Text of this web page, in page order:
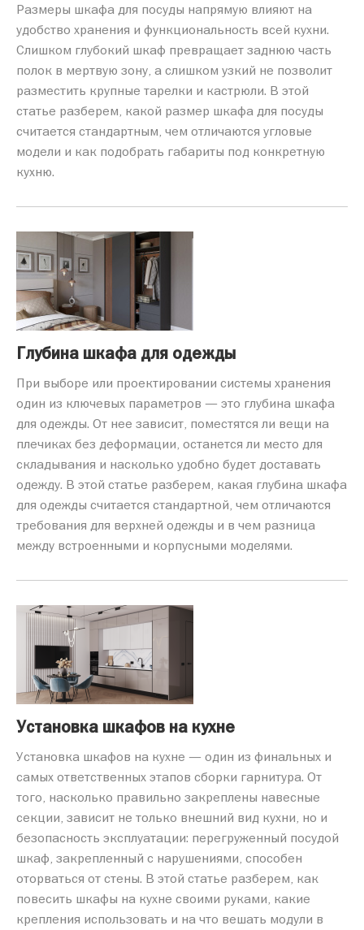
Размеры шкафа для посуды напрямую влияют на
удобство хранения и функциональность всей кухни.
Слишком глубокий шкаф превращает заднюю часть
полок в мертвую зону, а слишком узкий не позволит
разместить крупные тарелки и кастрюли. В этой
статье разберем, какой размер шкафа для посуды
считается стандартным, чем отличаются угловые
модели и как подобрать габариты под конкретную
кухню.
Глубина шкафа для одежды
При выборе или проектировании системы хранения
один из ключевых параметров — это глубина шкафа
для одежды. От нее зависит, поместятся ли вещи на
плечиках без деформации, останется ли место для
складывания и насколько удобно будет доставать
одежду. В этой статье разберем, какая глубина шкафа
для одежды считается стандартной, чем отличаются
требования для верхней одежды и в чем разница
между встроенными и корпусными моделями.
Установка шкафов на кухне
Установка шкафов на кухне — один из финальных и
самых ответственных этапов сборки гарнитура. От
того, насколько правильно закреплены навесные
секции, зависит не только внешний вид кухни, но и
безопасность эксплуатации: перегруженный посудой
шкаф, закрепленный с нарушениями, способен
оторваться от стены. В этой статье разберем, как
повесить шкафы на кухне своими руками, какие
крепления использовать и на что вешать модули в